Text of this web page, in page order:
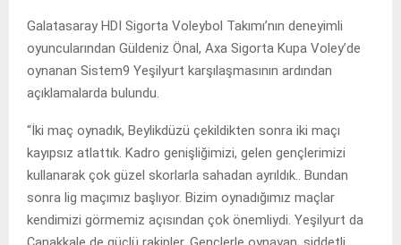
Galatasaray HDI Sigorta Voleybol Takımı’nın deneyimli
oyuncularından Güldeniz Önal, Axa Sigorta Kupa Voley’de
oynanan Sistem9 Yeşilyurt karşılaşmasının ardından
açıklamalarda bulundu.
“İki maç oynadık, Beylikdüzü çekildikten sonra iki maçı
kayıpsız atlattık. Kadro genişliğimizi, gelen gençlerimizi
kullanarak çok güzel skorlarla sahadan ayrıldık.. Bundan
sonra lig maçımız başlıyor. Bizim oynadığımız maçlar
kendimizi görmemiz açısından çok önemliydi. Yeşilyurt da